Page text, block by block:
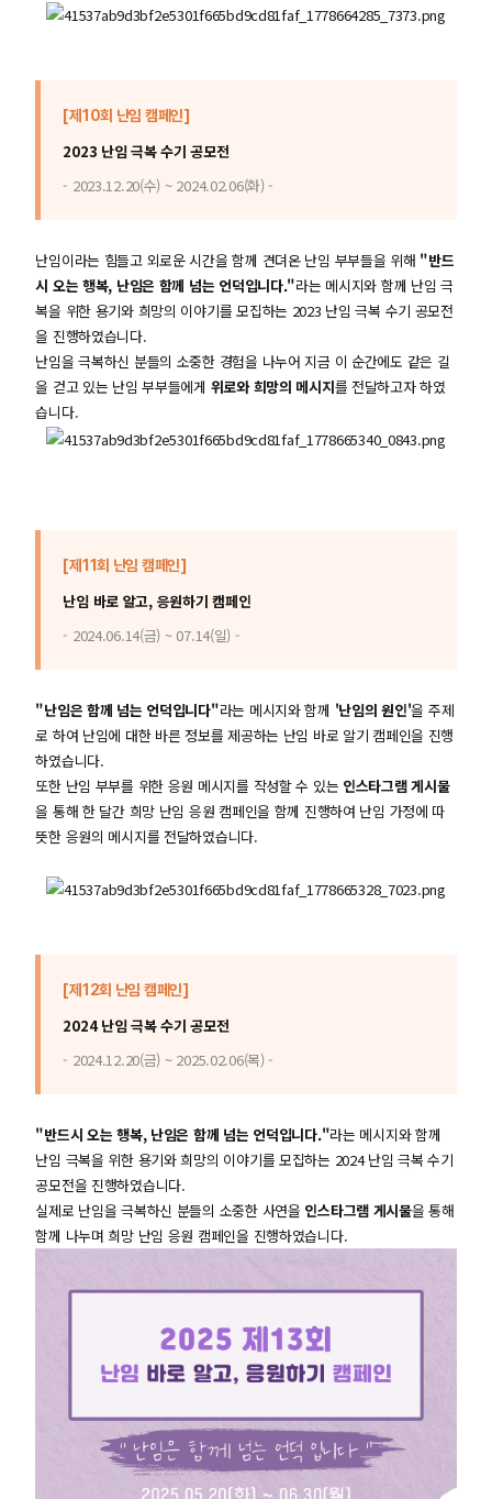
[제10회 난임 캠페인]
2023 난임 극복 수기 공모전
- 2023.12.20(수) ~ 2024.02.06(화) -
난임이라는 힘들고 외로운 시간을 함께 견뎌온 난임 부부들을 위해 "반드
시 오는 행복, 난임은 함께 넘는 언덕입니다."라는 메시지와 함께 난임 극
복을 위한 용기와 희망의 이야기를 모집하는 2023 난임 극복 수기 공모전
을 진행하였습니다.
난임을 극복하신 분들의 소중한 경험을 나누어 지금 이 순간에도 같은 길
을 걷고 있는 난임 부부들에게 위로와 희망의 메시지를 전달하고자 하였
습니다.
[제11회 난임 캠페인]
난임 바로 알고, 응원하기 캠페인
- 2024.06.14(금) ~ 07.14(일) -
"난임은 함께 넘는 언덕입니다"라는 메시지와 함께 '난임의 원인'을 주제
로 하여 난임에 대한 바른 정보를 제공하는 난임 바로 알기 캠페인을 진행
하였습니다.
또한 난임 부부를 위한 응원 메시지를 작성할 수 있는 인스타그램 게시물
을 통해 한 달간 희망 난임 응원 캠페인을 함께 진행하여 난임 가정에 따
뜻한 응원의 메시지를 전달하였습니다.
[제12회 난임 캠페인]
2024 난임 극복 수기 공모전
- 2024.12.20(금) ~ 2025.02.06(목) -
"반드시 오는 행복, 난임은 함께 넘는 언덕입니다."라는 메시지와 함께
난임 극복을 위한 용기와 희망의 이야기를 모집하는 2024 난임 극복 수기
공모전을 진행하였습니다.
실제로 난임을 극복하신 분들의 소중한 사연을 인스타그램 게시물을 통해
함께 나누며 희망 난임 응원 캠페인을 진행하였습니다.